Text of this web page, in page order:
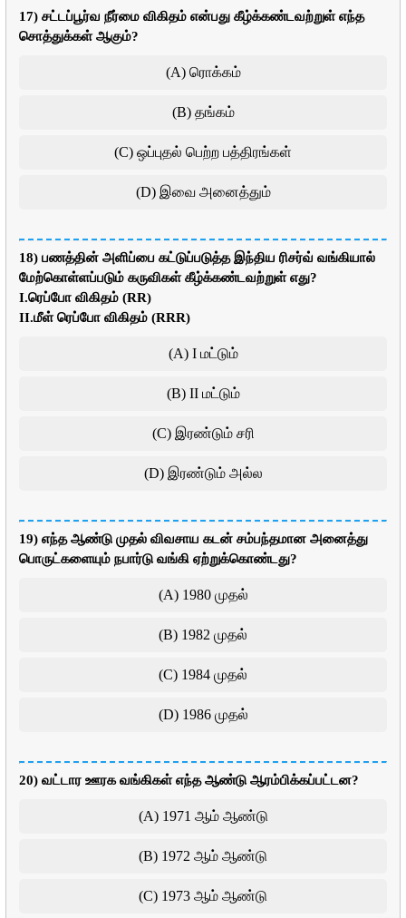
17) சட்டப்பூர்வ நீர்மை விகிதம் என்பது கீழ்க்கண்டவற்றுள் எந்த
சொத்துக்கள் ஆகும்?
(A) ரொக்கம்
(B) தங்கம்
(C) ஒப்புதல் பெற்ற பத்திரங்கள்
(D) இவை அனைத்தும்
18) பணத்தின் அளிப்பை கட்டுப்படுத்த இந்திய ரிசர்வ் வங்கியால்
மேற்கொள்ளப்படும் கருவிகள் கீழ்க்கண்டவற்றுள் எது?
I.ரெப்போ விகிதம் (RR)
II.மீள் ரெப்போ விகிதம் (RRR)
(A) I மட்டும்
(B) II மட்டும்
(C) இரண்டும் சரி
(D) இரண்டும் அல்ல
19) எந்த ஆண்டு முதல் விவசாய கடன் சம்பந்தமான அனைத்து
பொருட்களையும் நபார்டு வங்கி ஏற்றுக்கொண்டது?
(A) 1980 முதல்
(B) 1982 முதல்
(C) 1984 முதல்
(D) 1986 முதல்
20) வட்டார ஊரக வங்கிகள் எந்த ஆண்டு ஆரம்பிக்கப்பட்டன?
(A) 1971 ஆம் ஆண்டு
(B) 1972 ஆம் ஆண்டு
(C) 1973 ஆம் ஆண்டு